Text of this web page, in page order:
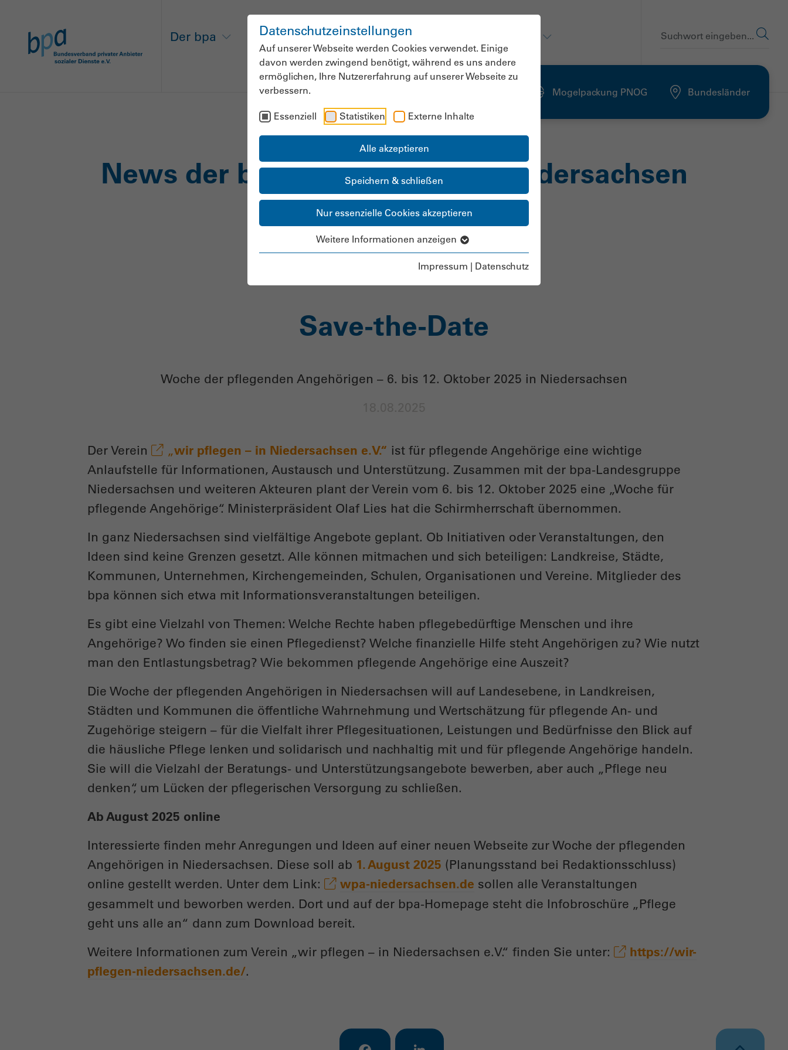
Datenschutzeinstellungen
Auf unserer Webseite werden Cookies verwendet. Einige
davon werden zwingend benötigt, während es uns andere
ermöglichen, Ihre Nutzererfahrung auf unserer Webseite zu
verbessern.
Essenziell Statistiken Externe Inhalte
Alle akzeptieren
Speichern & schließen
Nur essenzielle Cookies akzeptieren
Weitere Informationen anzeigen
Impressum | Datenschutz
Der bpa News & Fachinformationen Suchwort eingeben...
Mogelpackung PNOG Bundesländer
News der bpa.Landesgruppe Niedersachsen
Save-the-Date
Woche der pflegenden Angehörigen – 6. bis 12. Oktober 2025 in Niedersachsen
Der Verein „wir pflegen – in Niedersachsen e.V.“ ist für pflegende Angehörige eine wichtige
Anlaufstelle für Informationen, Austausch und Unterstützung. Zusammen mit der bpa-Landesgruppe
Niedersachsen und weiteren Akteuren plant der Verein vom 6. bis 12. Oktober 2025 eine „Woche für
pflegende Angehörige“. Ministerpräsident Olaf Lies hat die Schirmherrschaft übernommen.
In ganz Niedersachsen sind vielfältige Angebote geplant. Ob Initiativen oder Veranstaltungen, den
Ideen sind keine Grenzen gesetzt. Alle können mitmachen und sich beteiligen: Landkreise, Städte,
Kommunen, Unternehmen, Kirchengemeinden, Schulen, Organisationen und Vereine. Mitglieder des
bpa können sich etwa mit Informationsveranstaltungen beteiligen.
Es gibt eine Vielzahl von Themen: Welche Rechte haben pflegebedürftige Menschen und ihre
Angehörige? Wo finden sie einen Pflegedienst? Welche finanzielle Hilfe steht Angehörigen zu? Wie nutzt
man den Entlastungsbetrag? Wie bekommen pflegende Angehörige eine Auszeit?
Die Woche der pflegenden Angehörigen in Niedersachsen will auf Landesebene, in Landkreisen,
Städten und Kommunen die öffentliche Wahrnehmung und Wertschätzung für pflegende An- und
Zugehörige steigern – für die Vielfalt ihrer Pflegesituationen, Leistungen und Bedürfnisse den Blick auf
die häusliche Pflege lenken und solidarisch und nachhaltig mit und für pflegende Angehörige handeln.
Sie will die Vielzahl der Beratungs- und Unterstützungsangebote bewerben, aber auch „Pflege neu
denken“, um Lücken der pflegerischen Versorgung zu schließen.
Ab August 2025 online
Interessierte finden mehr Anregungen und Ideen auf einer neuen Webseite zur Woche der pflegenden
Angehörigen in Niedersachsen. Diese soll ab 1. August 2025 (Planungsstand bei Redaktionsschluss)
online gestellt werden. Unter dem Link:
wpa-niedersachsen.de sollen alle Veranstaltungen
gesammelt und beworben werden. Dort und auf der bpa-Homepage steht die Infobroschüre „Pflege
geht uns alle an“ dann zum Download bereit.
Weitere Informationen zum Verein „wir pflegen – in Niedersachsen e.V.“ finden Sie unter:
https://wir-
pflegen-niedersachsen.de/.